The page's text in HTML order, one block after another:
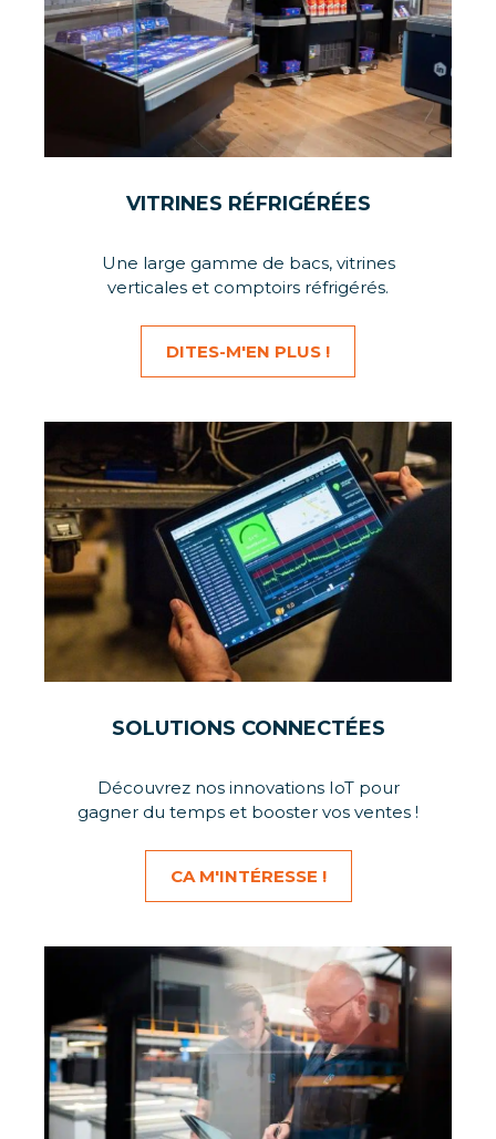
VITRINES RÉFRIGÉRÉES
Une large gamme de bacs, vitrines
verticales et comptoirs réfrigérés.
DITES-M'EN PLUS !
SOLUTIONS CONNECTÉES
Découvrez nos innovations IoT pour
gagner du temps et booster vos ventes !
CA M'INTÉRESSE !